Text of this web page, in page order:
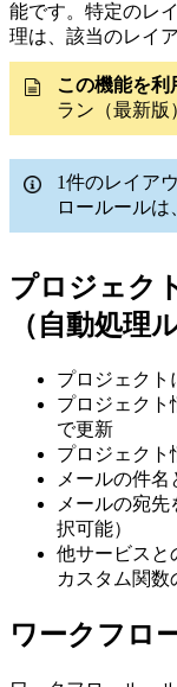
能です。特定のレ
理は、該当のレイ
この機能を利
ラン（最新版
1件のレイア
ロールールは
プロジェク
（自動処理
プロジェクト
プロジェクト
で更新
プロジェクト
メールの件
メールの宛
択可能）
他サービスと
カスタム関数
ワークフロ